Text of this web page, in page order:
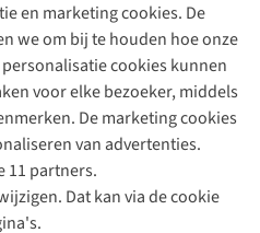
en marketing cookies. De
we om bij te houden hoe onze
cookies kunnen
voor elke bezoeker, middels
De marketing cookies
van advertenties.
11 partners.
Dat kan via de cookie